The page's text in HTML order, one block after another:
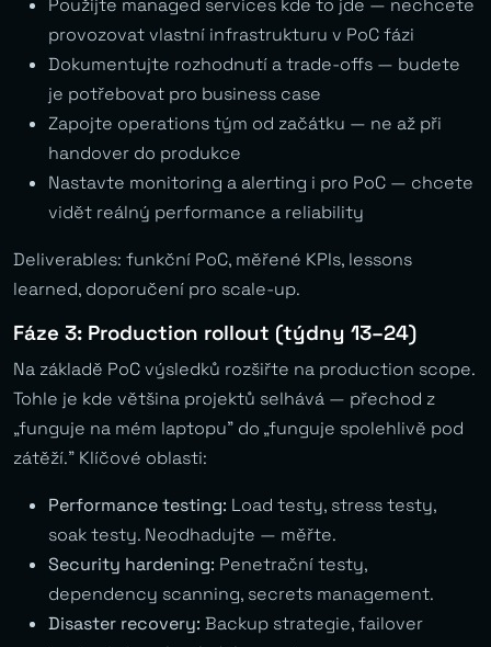
Použijte managed services kde to jde — nechcete
provozovat vlastní infrastrukturu v PoC fázi
Dokumentujte rozhodnutí a trade-offs — budete
je potřebovat pro business case
Zapojte operations tým od začátku — ne až při
handover do produkce
Nastavte monitoring a alerting i pro PoC — chcete
vidět reálný performance a reliability
Deliverables: funkční PoC, měřené KPIs, lessons
learned, doporučení pro scale-up.
Fáze 3: Production rollout (týdny 13–24)
Na základě PoC výsledků rozšiřte na production scope.
Tohle je kde většina projektů selhává — přechod z
„funguje na mém laptopu” do „funguje spolehlivě pod
zátěží.” Klíčové oblasti:
Performance testing: Load testy, stress testy,
soak testy. Neodhadujte — měřte.
Security hardening: Penetrační testy,
dependency scanning, secrets management.
Disaster recovery: Backup strategie, failover